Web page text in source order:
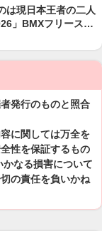
は現日本王者の二人
」BMXフリースタ
発行のものと照合
に関しては万全を
性を保証するもの
なる損害について
の責任を負いかね